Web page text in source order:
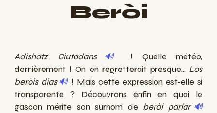
Beròi
Adishatz Ciutadans🔊
! Quelle météo,
dernièrement ! On en regretterait presque... Los
beròis dias🔊 ! Mais cette expression est-elle si
transparente ? Découvrons enfin en quoi le
gascon mérite son surnom de beròi parlar🔊